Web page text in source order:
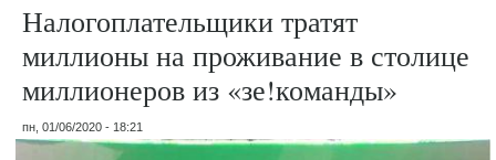
Налогоплательщики тратят
миллионы на проживание в столице
миллионеров из «зе!команды»
пн, 01/06/2020 - 18:21